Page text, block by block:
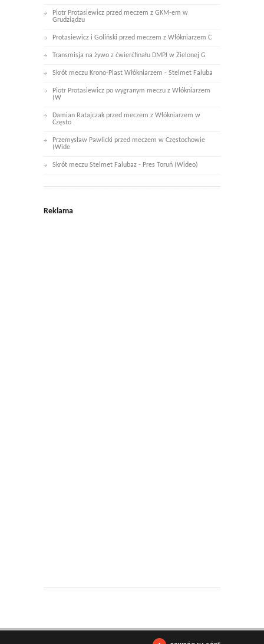
Piotr Protasiewicz przed meczem z GKM-em w
Grudziądzu
Protasiewicz i Goliński przed meczem z Włókniarzem C
Transmisja na żywo z ćwierćfinału DMPJ w Zielonej G
Skrót meczu Krono-Plast Włókniarzem - Stelmet Faluba
Piotr Protasiewicz po wygranym meczu z Włókniarzem
(W
Damian Ratajczak przed meczem z Włókniarzem w
Często
Przemysław Pawlicki przed meczem w Częstochowie
(Wide
Skrót meczu Stelmet Falubaz - Pres Toruń (Wideo)
Reklama